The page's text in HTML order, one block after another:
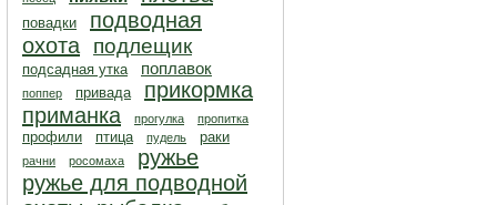
повадки
подводная
охота
подлещик
подсадная утка поплавок
поппер привада
прикормка
приманка
прогулка пропитка
профили птица пудель раки
рачни росомаха
ружье
ружье для подводной